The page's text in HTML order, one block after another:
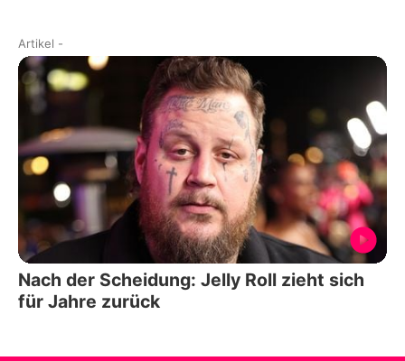
Artikel -
Nach der Scheidung: Jelly Roll zieht sich
für Jahre zurück